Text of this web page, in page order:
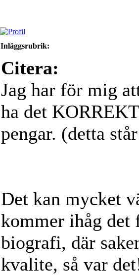
Inläggsrubrik:
Citera:
Jag har för mig
ha det
pengar. (detta
Det kan mycket
kommer ihåg det
biografi, där
kvalite, så var